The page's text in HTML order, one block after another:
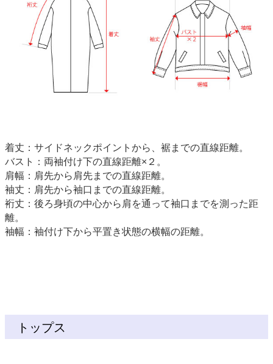
着丈：サイドネックポイントから、裾までの直線距離。
バスト：両袖付け下の直線距離×２。
肩幅：肩先から肩先までの直線距離。
袖丈：肩先から袖口までの直線距離。
裄丈：後ろ身頃の中心から肩を通って袖口までを測った距
離。
袖幅：袖付け下から平置き状態の横幅の距離。
トップス